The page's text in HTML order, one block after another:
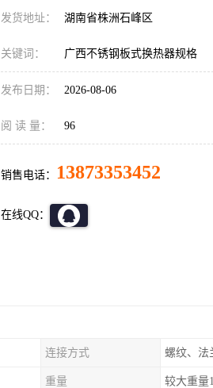
发货地址： 湖南省株洲石峰区
关键词： 广西不锈钢板式换热器规格
发布日期： 2026-08-06
阅 读 量： 96
销售电话： 13873353452
在线QQ：
连接方式 螺纹、法
重量 较大重量